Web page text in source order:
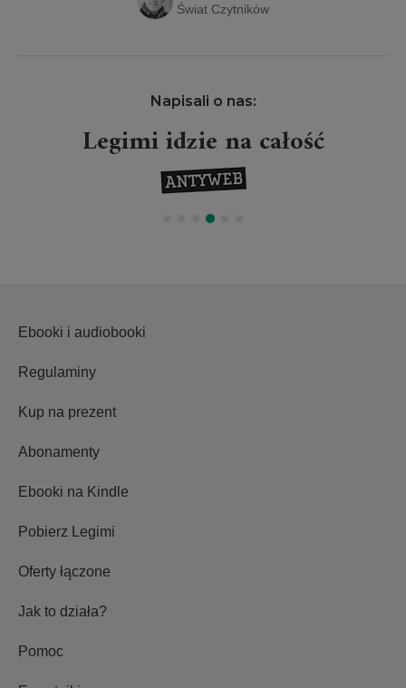
Świat Czytników
Napisali o nas:
Legimi idzie na całość
Ebooki i audiobooki
Regulaminy
Kup na prezent
Abonamenty
Ebooki na Kindle
Pobierz Legimi
Oferty łączone
Jak to działa?
Pomoc